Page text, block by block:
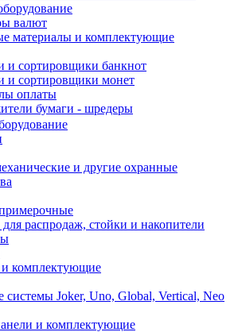
валют
материалы и комплектующие
и сортировщики банкнот
и сортировщики монет
оплаты
бумаги - шредеры
и другие охранные
распродаж, стойки и накопители
комплектующие
системы Joker, Uno, Global, Vertical, Neo
и комплектующие